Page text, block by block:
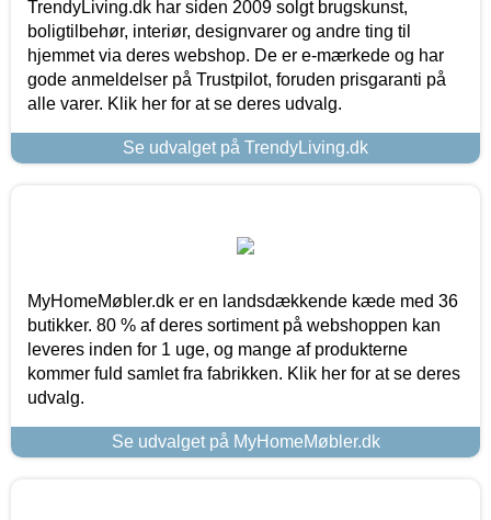
TrendyLiving.dk har siden 2009 solgt brugskunst,
boligtilbehør, interiør, designvarer og andre ting til
hjemmet via deres webshop. De er e-mærkede og har
gode anmeldelser på Trustpilot, foruden prisgaranti på
alle varer. Klik her for at se deres udvalg.
Se udvalget på TrendyLiving.dk
MyHomeMøbler.dk er en landsdækkende kæde med 36
butikker. 80 % af deres sortiment på webshoppen kan
leveres inden for 1 uge, og mange af produkterne
kommer fuld samlet fra fabrikken. Klik her for at se deres
udvalg.
Se udvalget på MyHomeMøbler.dk